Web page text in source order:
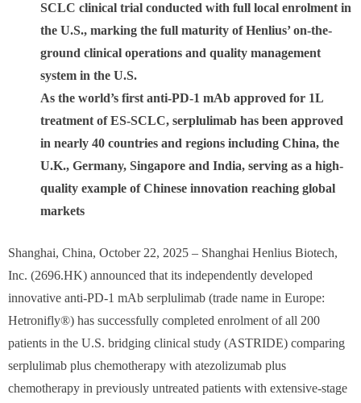
SCLC clinical trial conducted with full local enrolment in
the U.S., marking the full maturity of Henlius’ on-the-
ground clinical operations and quality management
system in the U.S.
As the world’s first anti-PD-1 mAb approved for 1L
treatment of ES-SCLC, serplulimab has been approved
in nearly 40 countries and regions including China, the
U.K., Germany, Singapore and India, serving as a high-
quality example of Chinese innovation reaching global
markets
Shanghai, China, October 22, 2025 – Shanghai Henlius Biotech,
Inc. (2696.HK) announced that its independently developed
innovative anti-PD-1 mAb serplulimab (trade name in Europe:
Hetronifly®) has successfully completed enrolment of all 200
patients in the U.S. bridging clinical study (ASTRIDE) comparing
serplulimab plus chemotherapy with atezolizumab plus
chemotherapy in previously untreated patients with extensive-stage